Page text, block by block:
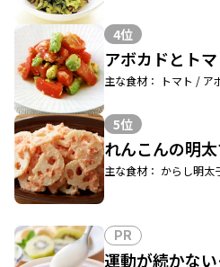
4位
アボカドとト
主な食材： トマト / ア
5位
れんこんの明
主な食材： からし明太
PR
運動が続かな